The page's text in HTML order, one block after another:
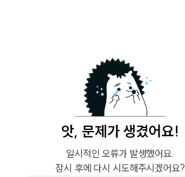
앗, 문제가 생겼어요!
일시적인 오류가 발생했어요.
잠시 후에 다시 시도해주시겠어요?